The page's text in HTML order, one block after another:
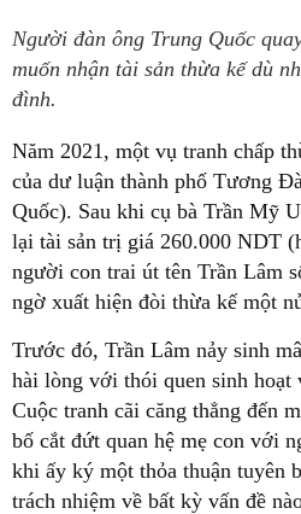
Người đàn ông Trung Quốc
muốn nhận tài sản thừa kế dù
đình.
Năm 2021, một vụ tranh chấp
của dư luận thành phố Tương
Quốc). Sau khi cụ bà Trần Mỹ
lại tài sản trị giá 260.000 NDT
người con trai út tên Trần Lâm
ngờ xuất hiện đòi thừa kế một
Trước đó, Trần Lâm nảy sinh
hài lòng với thói quen sinh hoạt
Cuộc tranh cãi căng thẳng đến
bố cắt đứt quan hệ mẹ con với
khi ấy ký một thỏa thuận tuyên
trách nhiệm về bất kỳ vấn đề